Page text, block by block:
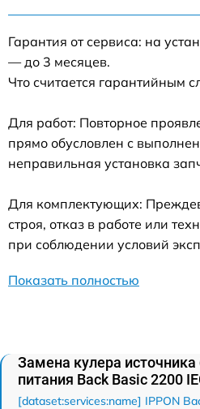
Гарантия от сервиса: на
— до 3 месяцев.
Что считается гарантийным
Для работ: Повторное
прямо обусловлен с
неправильная установка
Для комплектующих:
строя, отказ в работе или
при соблюдении условий
Показать полностью
Замена кулера источника
питания Back Basic 2200
[dataset:services:name] IPPON